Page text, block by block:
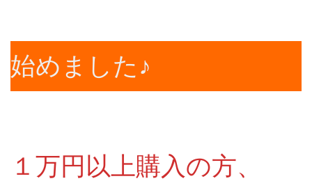
始めました♪
１万円以上購入の方、